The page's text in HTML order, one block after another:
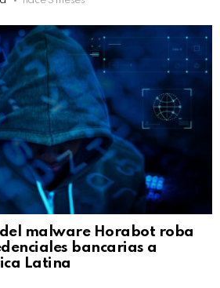
malware Horabot roba
bancarias a
Latina